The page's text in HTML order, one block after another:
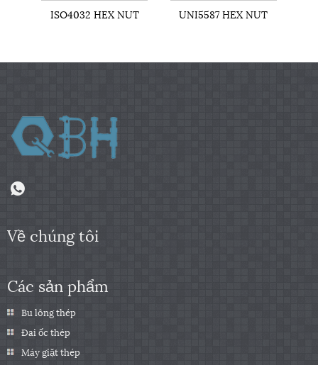
ISO4032 HEX NUT UNI5587 HEX NUT
Về chúng tôi
Các sản phẩm
Bu lông thép
Đai ốc thép
Máy giặt thép